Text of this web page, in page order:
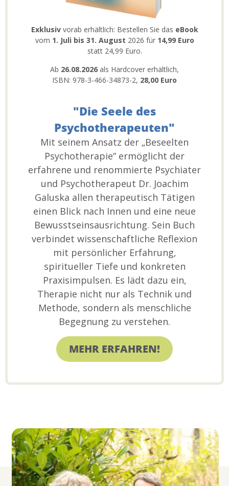
Exklusivvorab erhältlich: Bestellen Sie das eBook
vom 1. Juli bis 31. August 2026 für 14,99 Euro
statt 24,99 Euro.
Ab 26.08.2026 als Hardcover erhältlich,
ISBN: 978-3-466-34873-2, 28,00 Euro
"Die Seele des
Psychotherapeuten"
Mit seinem Ansatz der „Beseelten
Psychotherapie“ ermöglicht der
erfahrene und renommierte Psychiater
und Psychotherapeut Dr. Joachim
Galuska allen therapeutisch Tätigen
einen Blick nach Innen und eine neue
Bewusstseinsausrichtung. Sein Buch
verbindet wissenschaftliche Reflexion
mit persönlicher Erfahrung,
spiritueller Tiefe und konkreten
Praxisimpulsen. Es lädt dazu ein,
Therapie nicht nur als Technik und
Methode, sondern als menschliche
Begegnung zu verstehen.
MEHR ERFAHREN!